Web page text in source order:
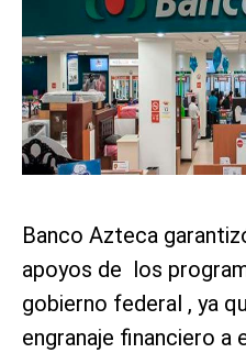
Banco Azteca
apoyos de los
gobierno federal , ya
engranaje financiero a